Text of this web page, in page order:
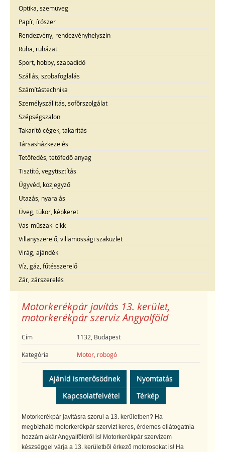
Optika, szemüveg
Papír, írószer
Rendezvény, rendezvényhelyszín
Ruha, ruházat
Sport, hobby, szabadidő
Szállás, szobafoglalás
Számítástechnika
Személyszállítás, sofőrszolgálat
Szépségszalon
Takarító cégek, takarítás
Társasházkezelés
Tetőfedés, tetőfedő anyag
Tisztító, vegytisztítás
Ügyvéd, közjegyző
Utazás, nyaralás
Üveg, tükör, képkeret
Vas-műszaki cikk
Villanyszerelő, villamossági szaküzlet
Virág, ajándék
Víz, gáz, fűtésszerelő
Zár, zárszerelés
Motorkerékpár javítás 13. kerület,
motorkerékpár szerviz Angyalföld
Cím 1132, Budapest
Kategória Motor, robogó
Ajánld ismerősödnek
Nyomtatás
Kapcsolatfelvétel
Térkép
Motorkerékpár javításra szorul a 13. kerületben? Ha
megbízható motorkerékpár szervizt keres, érdemes ellátogatnia
hozzám akár Angyalföldről is! Motorkerékpár szervizem
készséggel várja a 13. kerületből érkező motorosokat is! Ha